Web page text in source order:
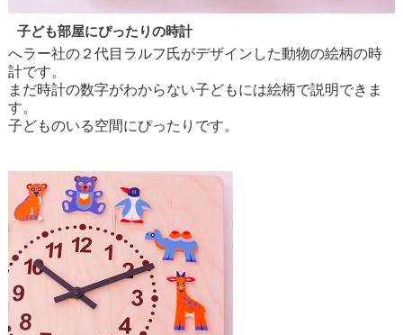
子ども部屋にぴったりの時計
へラー社の２代目ラルフ氏がデザインした動物の絵柄の時
計です。
まだ時計の数字がわからない子どもには絵柄で説明できま
す。
子どものいる空間にぴったりです。